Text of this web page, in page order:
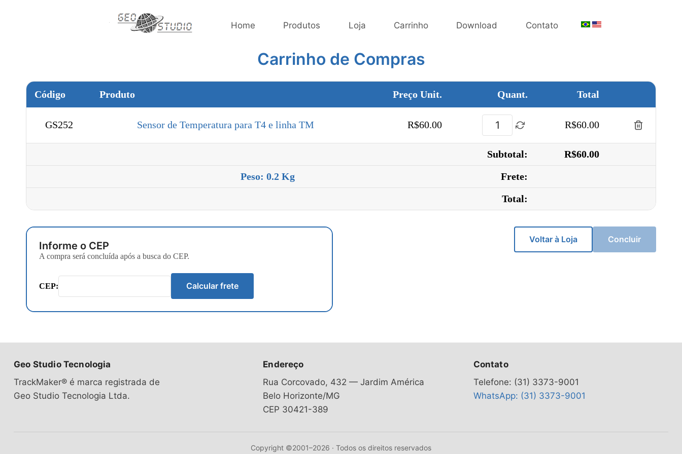
Home Produtos Loja Carrinho Download Contato
Carrinho de Compras
Código Produto Preço Unit. Quant. Total
GS252 Sensor de Temperatura para T4 e linha TM R$60.00 R$60.00
Subtotal:
R$60.00
Peso: 0.2 Kg
Frete:
Total:
Informe o CEP
A compra será concluída após a busca do CEP.
CEP: Calcular frete
Voltar à Loja Concluir
Geo Studio Tecnologia
TrackMaker® é marca registrada de
Geo Studio Tecnologia Ltda.
Endereço
Rua Corcovado, 432 — Jardim América
Belo Horizonte/MG
CEP 30421-389
Contato
Telefone: (31) 3373-9001
WhatsApp: (31) 3373-9001
Copyright ©2001–2026 · Todos os direitos reservados